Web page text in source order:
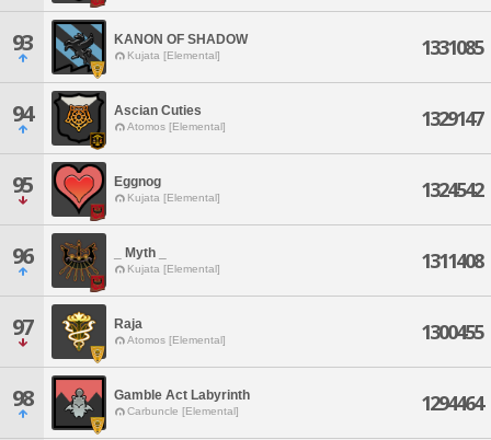
93 KANON OF SHADOW
Kujata [Elemental] 1331085
94 Ascian Cuties
Atomos [Elemental] 1329147
95 Eggnog
Kujata [Elemental] 1324542
96 _ Myth _
Kujata [Elemental] 1311408
97 Raja
Atomos [Elemental] 1300455
98 Gamble Act Labyrinth
Carbuncle [Elemental] 1294464